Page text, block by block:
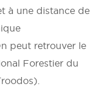
à une distance de
peut retrouver le
Forestier du